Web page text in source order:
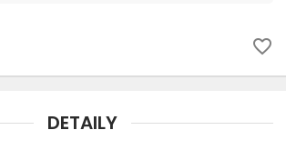
favorite_border
DETAILY